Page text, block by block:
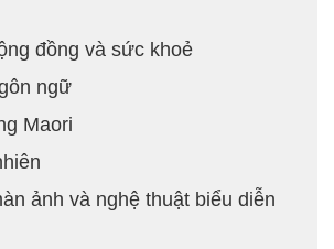
đồng và sức khoẻ
ngữ
Maori
ảnh và nghệ thuật biểu diễn